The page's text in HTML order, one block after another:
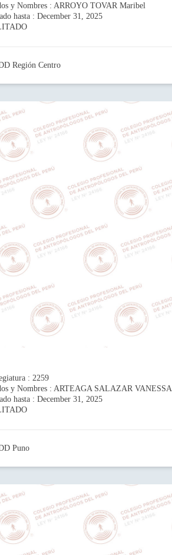
y Nombres : ARROYO TOVAR Maribel
hasta : December 31, 2025
Región Centro
: 2259
y Nombres : ARTEAGA SALAZAR VANESSA
hasta : December 31, 2025
Puno